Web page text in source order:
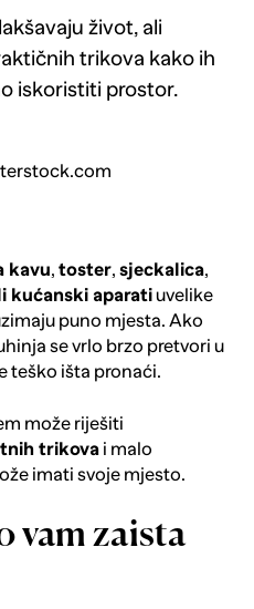
život, ali
trikova kako ih
iskoristiti prostor.
kavu, toster, sjeckalica,
kućanski aparatiuvelike
puno mjesta. Ako
se vrlo brzo pretvori u
teško išta pronaći.
može riješiti
trikovai malo
imati svoje mjesto.
vam zaista